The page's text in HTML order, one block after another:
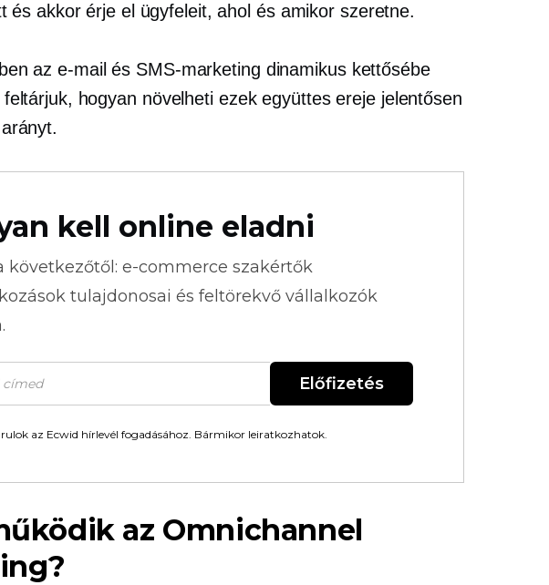
és akkor érje el ügyfeleit, ahol és amikor szeretne.
az e-mail és SMS-marketing dinamikus kettősébe
hogyan növelheti ezek együttes ereje jelentősen
kell online eladni
következőtől: e-commerce szakértők
tulajdonosai és feltörekvő vállalkozók
Előfizetés
az Ecwid hírlevél fogadásához. Bármikor leiratkozhatok.
az Omnichannel